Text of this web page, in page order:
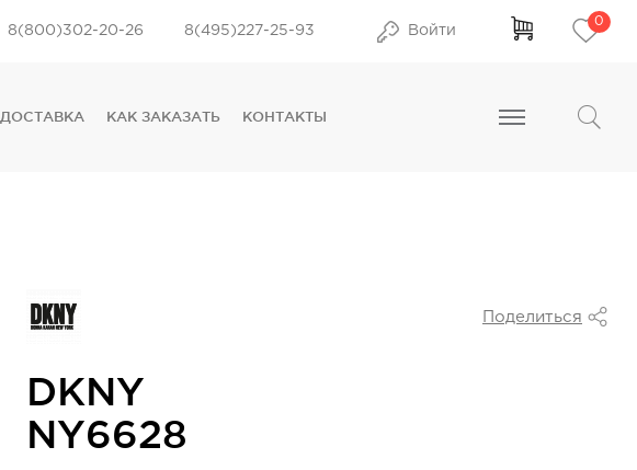
8(800)302-20-26 8(495)227-25-93 Войти
0
ДОСТАВКА КАК ЗАКАЗАТЬ КОНТАКТЫ
Поделиться
DKNY
NY6628